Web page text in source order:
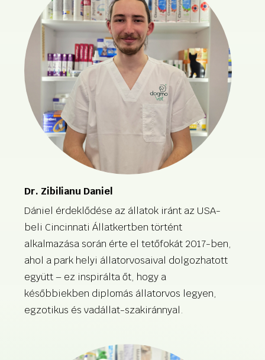
Dr. Zibilianu Daniel
Dániel érdeklődése az állatok iránt az USA-
beli Cincinnati Állatkertben történt
alkalmazása során érte el tetőfokát 2017-ben,
ahol a park helyi állatorvosaival dolgozhatott
együtt – ez inspirálta őt, hogy a
későbbiekben diplomás állatorvos legyen,
egzotikus és vadállat-szakiránnyal.